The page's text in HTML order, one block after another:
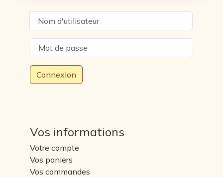
Nom d'utilisateur
Connexion
Vos informations
Votre compte
Vos paniers
Vos commandes